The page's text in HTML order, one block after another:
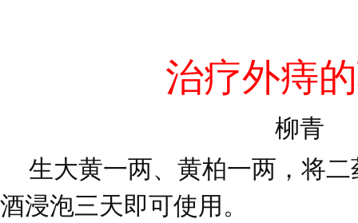
治疗外痔
柳青
生大黄一两、黄柏一两，将二
酒浸泡三天即可使用。